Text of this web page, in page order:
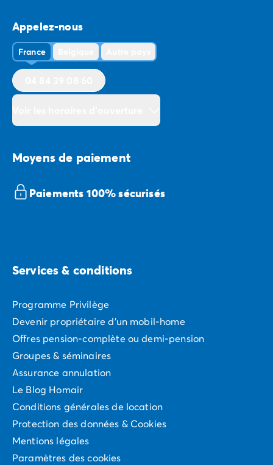
Appelez-nous
France
Moyens de paiement
Paiements 100% sécurisés
Services & conditions
Programme Privilège
Devenir propriétaire d'un mobil-home
Offres pension-complète ou demi-pension
Groupes & séminaires
Assurance annulation
Le Blog Homair
Conditions générales de location
Protection des données & Cookies
Mentions légales
Paramètres des cookies